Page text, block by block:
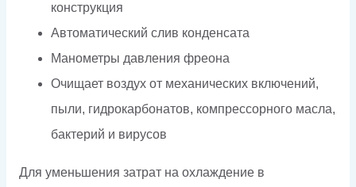
конструкция
Автоматический слив конденсата
Манометры давления фреона
Очищает воздух от механических включений,
пыли, гидрокарбонатов, компрессорного масла,
бактерий и вирусов
Для уменьшения затрат на охлаждение в